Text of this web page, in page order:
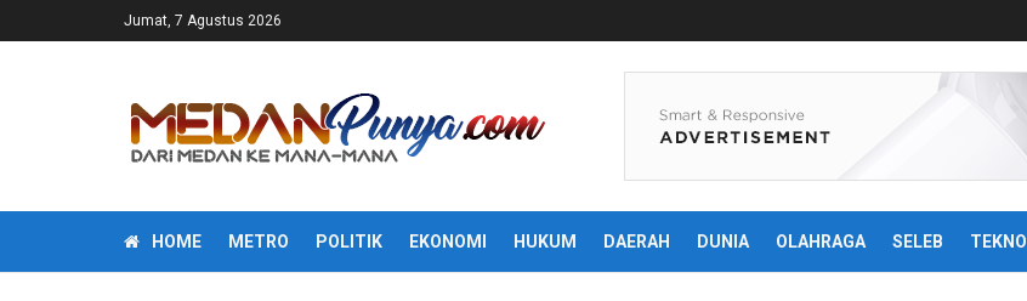
Jumat, 7 Agustus 2026
HOME METRO POLITIK EKONOMI HUKUM DAERAH DUNIA OLAHRAGA SELEB TEKNO